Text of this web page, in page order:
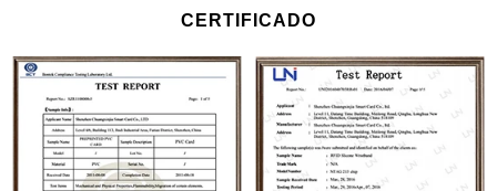
CERTIFICADO